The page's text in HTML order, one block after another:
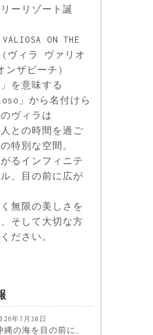
ーリゾート誕
ON THE
（ヴィラ ヴァリオ
ンザビーチ）
」を意味する
」から名付けら
ヴィラは
との時間を過ご
特別な空間。
るインフィニテ
、目の前に広が
無限の美しさを
そして大切な方
ださい。
年7月30日
縄の海を目の前に、